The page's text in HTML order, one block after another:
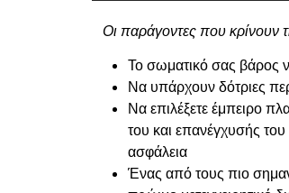
Οι παράγοντες που κρίνουν
Το σωματικό σας βάρος
Να υπάρχουν δότριες
Να επιλέξετε έμπειρο
του και επανέγχυσής
ασφάλεια
Ένας από τους πιο